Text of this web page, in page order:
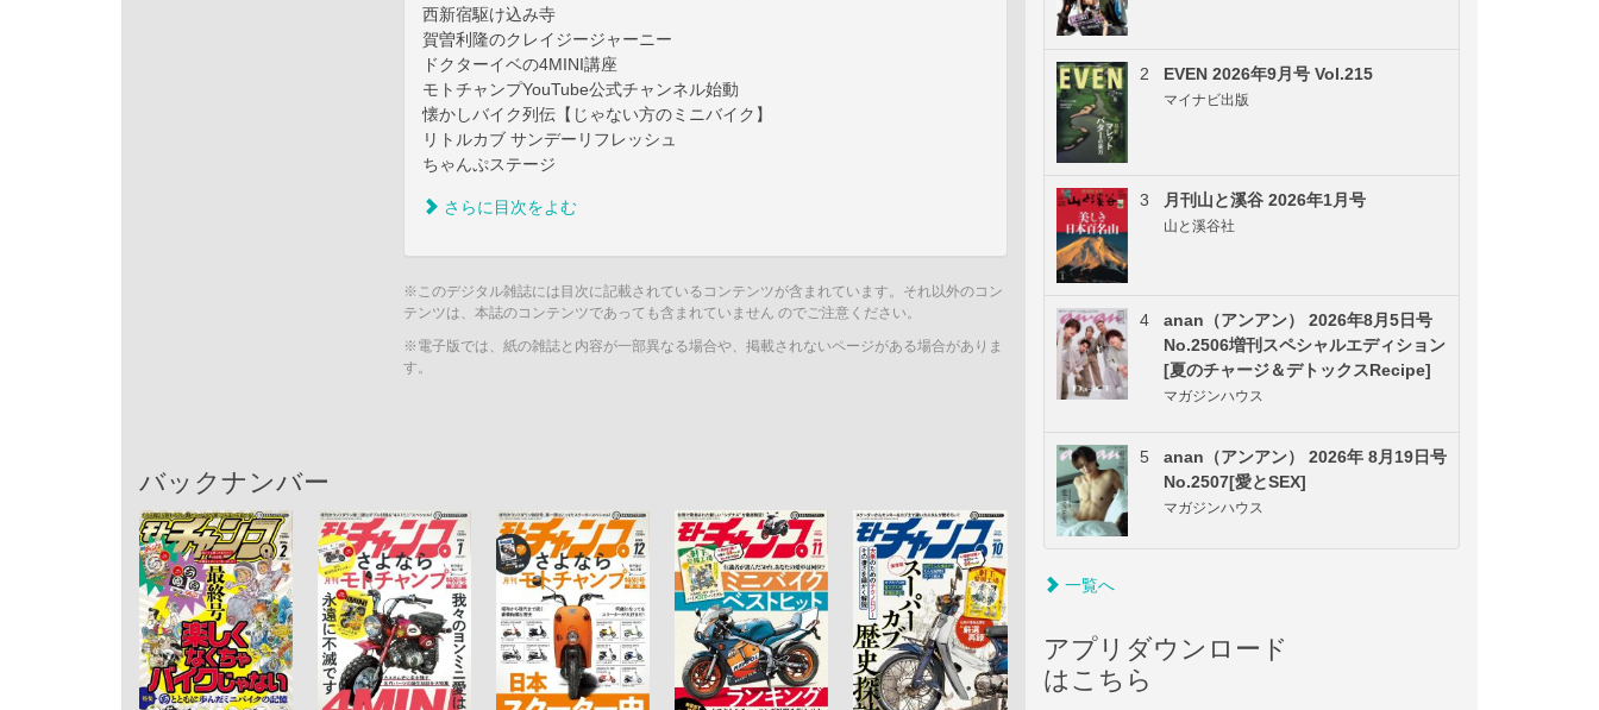
西新宿駆け込み寺
賀曽利隆のクレイジージャーニー
ドクターイベの4MINI講座
モトチャンプYouTube公式チャンネル始動
懐かしバイク列伝【じゃない方のミニバイク】
リトルカブ サンデーリフレッシュ
ちゃんぷステージ
さらに目次をよむ
※このデジタル雑誌には目次に記載されているコンテンツが含まれています。それ以外のコン
テンツは、本誌のコンテンツであっても含まれていません のでご注意ください。
※電子版では、紙の雑誌と内容が一部異なる場合や、掲載されないページがある場合がありま
す。
バックナンバー
2 EVEN 2026年9月号 Vol.215
マイナビ出版
3 月刊山と溪谷 2026年1月号
山と溪谷社
4
anan（アンアン） 2026年8月5日号
No.2506増刊スペシャルエディション
[夏のチャージ＆デトックスRecipe]
マガジンハウス
5
anan（アンアン） 2026年 8月19日号
No.2507[愛とSEX]
マガジンハウス
一覧へ
アプリダウンロード
はこちら